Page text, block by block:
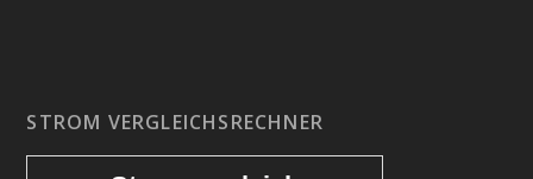
STROM VERGLEICHSRECHNER